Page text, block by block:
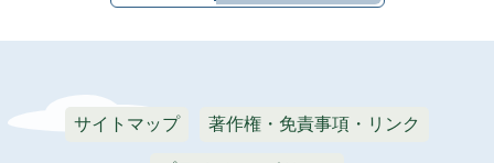
サイトマップ 著作権・免責事項・リンク